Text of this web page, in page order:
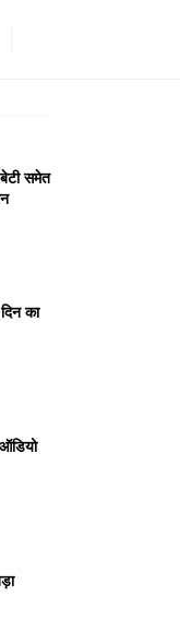
समेत
का